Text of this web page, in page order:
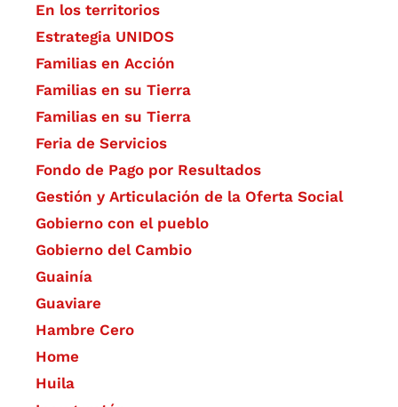
En los territorios
Estrategia UNIDOS
Familias en Acción
Familias en su Tierra
Familias en su Tierra
Feria de Servicios
Fondo de Pago por Resultados
Gestión y Articulación de la Oferta Social
Gobierno con el pueblo
Gobierno del Cambio
Guainía
Guaviare
Hambre Cero
Home
Huila